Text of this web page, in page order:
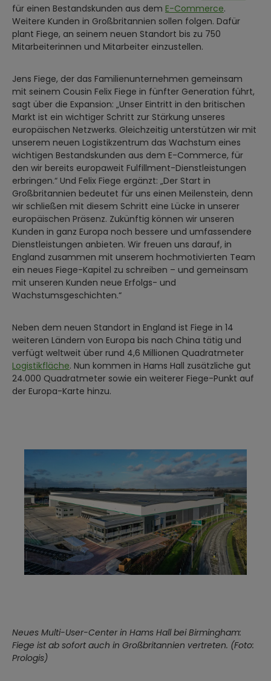
für einen Bestandskunden aus dem E-Commerce.
Weitere Kunden in Großbritannien sollen folgen. Dafür
plant Fiege, an seinem neuen Standort bis zu 750
Mitarbeiterinnen und Mitarbeiter einzustellen.
Jens Fiege, der das Familienunternehmen gemeinsam
mit seinem Cousin Felix Fiege in fünfter Generation führt,
sagt über die Expansion: „Unser Eintritt in den britischen
Markt ist ein wichtiger Schritt zur Stärkung unseres
europäischen Netzwerks. Gleichzeitig unterstützen wir mit
unserem neuen Logistikzentrum das Wachstum eines
wichtigen Bestandskunden aus dem E-Commerce, für
den wir bereits europaweit Fulfillment-Dienstleistungen
erbringen.“ Und Felix Fiege ergänzt: „Der Start in
Großbritannien bedeutet für uns einen Meilenstein, denn
wir schließen mit diesem Schritt eine Lücke in unserer
europäischen Präsenz. Zukünftig können wir unseren
Kunden in ganz Europa noch bessere und umfassendere
Dienstleistungen anbieten. Wir freuen uns darauf, in
England zusammen mit unserem hochmotivierten Team
ein neues Fiege-Kapitel zu schreiben – und gemeinsam
mit unseren Kunden neue Erfolgs- und
Wachstumsgeschichten.“
Neben dem neuen Standort in England ist Fiege in 14
weiteren Ländern von Europa bis nach China tätig und
verfügt weltweit über rund 4,6 Millionen Quadratmeter
Logistikfläche. Nun kommen in Hams Hall zusätzliche gut
24.000 Quadratmeter sowie ein weiterer Fiege-Punkt auf
der Europa-Karte hinzu.
Neues Multi-User-Center in Hams Hall bei Birmingham:
Fiege ist ab sofort auch in Großbritannien vertreten. (Foto:
Prologis)